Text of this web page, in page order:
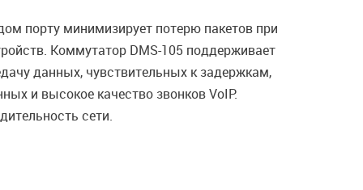
порту минимизирует потерю пакетов при
Коммутатор DMS-105 поддерживает
данных, чувствительных к задержкам,
и высокое качество звонков VoIP.
сети.